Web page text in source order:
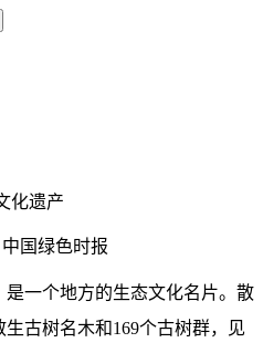
化遗产
国绿色时报
一个地方的生态文化名片。散
古树名木和169个古树群，见